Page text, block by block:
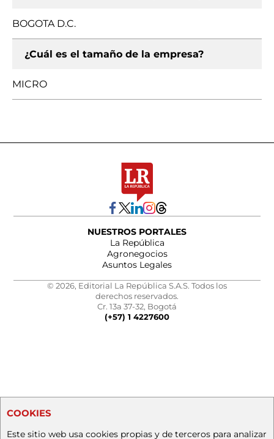
BOGOTA D.C.
¿Cuál es el tamaño de la empresa?
MICRO
NUESTROS PORTALES
La República
Agronegocios
Asuntos Legales
© 2026, Editorial La República S.A.S. Todos los
derechos reservados.
Cr. 13a 37-32, Bogotá
(+57) 1 4227600
COOKIES
Este sitio web usa cookies propias y de terceros para analizar